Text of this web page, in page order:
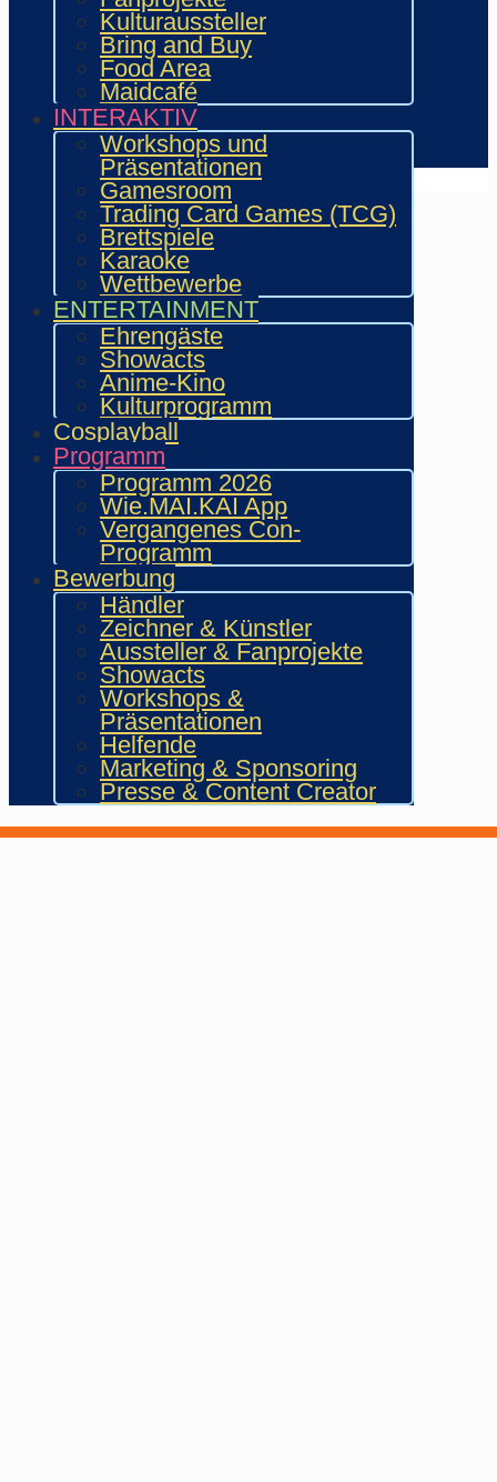
Kulturaussteller
Bring and Buy
Food Area
Maidcafé
INTERAKTIV
Workshops und
Präsentationen
Gamesroom
Trading Card Games (TCG)
Brettspiele
Karaoke
Wettbewerbe
ENTERTAINMENT
Ehrengäste
Showacts
Anime-Kino
Kulturprogramm
Cosplayball
Programm
Programm 2026
Wie.MAI.KAI App
Vergangenes Con-
Programm
Bewerbung
Händler
Zeichner & Künstler
Aussteller & Fanprojekte
Showacts
Workshops &
Präsentationen
Helfende
Marketing & Sponsoring
Presse & Content Creator
Workshops & Präsentationen
Helfende
Marketing & Sponsoring
Presse & Content Creator
Verein wie.mai.kai e. V
Kontakt